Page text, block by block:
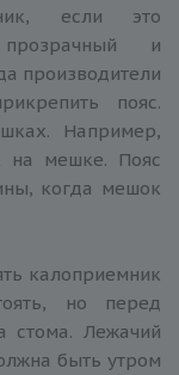
если это
и
производители
пояс.
Например,
на мешке. Пояс
когда мешок
калоприемник
но перед
стома. Лежачий
быть утром